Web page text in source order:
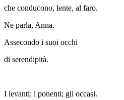
che conducono, lente, al faro.
Ne parla, Anna.
Assecondo i suoi occhi
di serendipità.
I levanti; i ponenti; gli occasi.